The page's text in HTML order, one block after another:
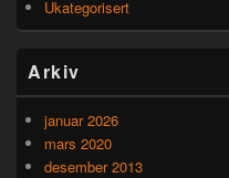
Ukategorisert
Arkiv
januar 2026
mars 2020
desember 2013